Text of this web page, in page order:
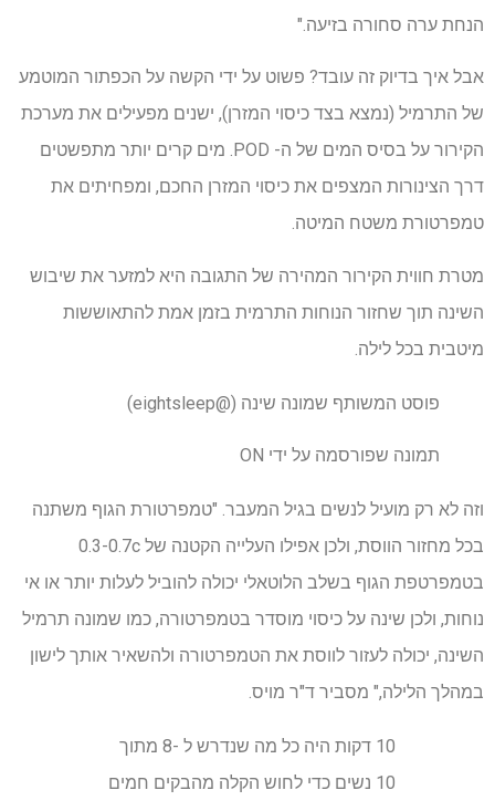
הנחת ערה סחורה בזיעה."
אבל איך בדיוק זה עובד? פשוט על ידי הקשה על הכפתור המוטמע
של התרמיל (נמצא בצד כיסוי המזרן), ישנים מפעילים את מערכת
הקירור על בסיס המים של ה- POD. מים קרים יותר מתפשטים
דרך הצינורות המצפים את כיסוי המזרן החכם, ומפחיתים את
טמפרטורת משטח המיטה.
מטרת חווית הקירור המהירה של התגובה היא למזער את שיבוש
השינה תוך שחזור הנוחות התרמית בזמן אמת להתאוששות
מיטבית בכל לילה.
פוסט המשותף שמונה שינה (@eightsleep)
תמונה שפורסמה על ידי ON
וזה לא רק מועיל לנשים בגיל המעבר. "טמפרטורת הגוף משתנה
בכל מחזור הווסת, ולכן אפילו העלייה הקטנה של 0.3-0.7c
בטמפרטפת הגוף בשלב הלוטאלי יכולה להוביל לעלות יותר או אי
נוחות, ולכן שינה על כיסוי מוסדר בטמפרטורה, כמו שמונה תרמיל
השינה, יכולה לעזור לווסת את הטמפרטורה ולהשאיר אותך לישון
במהלך הלילה," מסביר ד"ר מויס.
10 דקות היה כל מה שנדרש ל -8 מתוך
10 נשים כדי לחוש הקלה מהבקים חמים